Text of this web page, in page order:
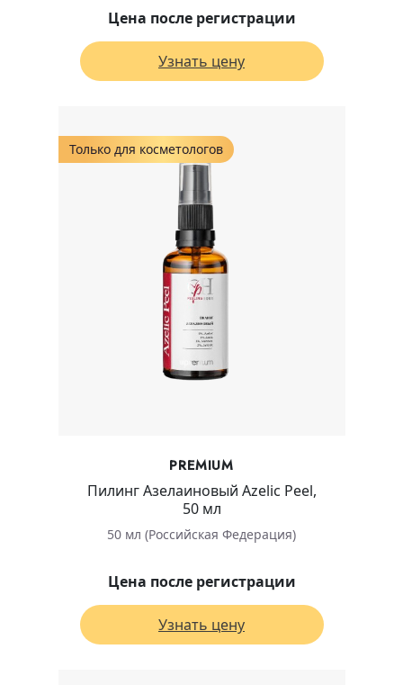
Цена после регистрации
Узнать цену
Только для косметологов
PREMIUM
Пилинг Азелаиновый Azelic Peel,
50 мл
50 мл (Российская Федерация)
Цена после регистрации
Узнать цену